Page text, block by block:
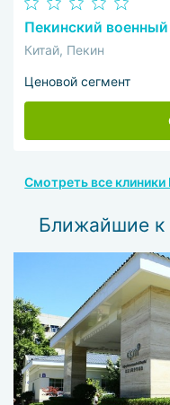
Пекинский военный
Китай, Пекин
Ценовой сегмент
Смотреть все
Ближайшие к